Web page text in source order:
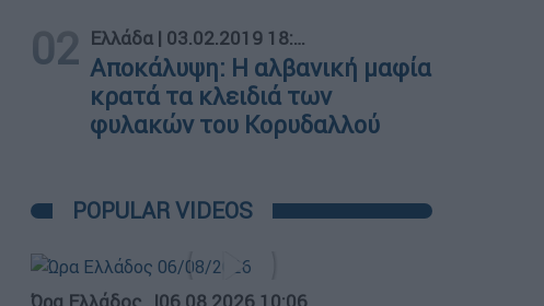
02 Ελλάδα | 03.02.2019 18:11
Αποκάλυψη: Η αλβανική μαφία
κρατά τα κλειδιά των
φυλακών του Κορυδαλλού
POPULAR VIDEOS